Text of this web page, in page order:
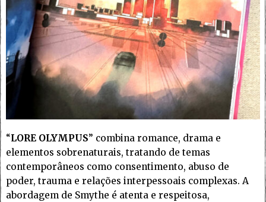
“LORE OLYMPUS” combina romance, drama e
elementos sobrenaturais, tratando de temas
contemporâneos como consentimento, abuso de
poder, trauma e relações interpessoais complexas. A
abordagem de Smythe é atenta e respeitosa,